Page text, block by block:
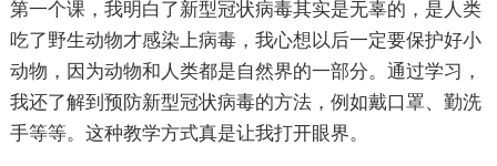
第一个课，我明白了新型冠状病毒其实是无辜的，是人类
吃了野生动物才感染上病毒，我心想以后一定要保护好小
动物，因为动物和人类都是自然界的一部分。通过学习，
我还了解到预防新型冠状病毒的方法，例如戴口罩、勤洗
手等等。这种教学方式真是让我打开眼界。